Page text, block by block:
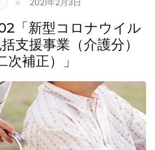
2021年2月3日
「新型コロナウイル
支援事業（介護分）
次補正）」